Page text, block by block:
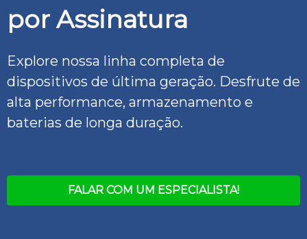
por Assinatura
Explore nossa linha completa de
dispositivos de última geração. Desfrute de
alta performance, armazenamento e
baterias de longa duração.
FALAR COM UM ESPECIALISTA!